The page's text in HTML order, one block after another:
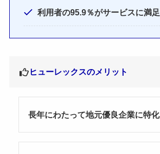
利用者の95.9％がサービスに満足
ヒューレックスのメリット
長年にわたって地元優良企業に特化